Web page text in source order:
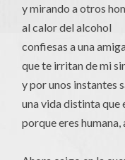
y mirando a otros
al calor del alcohol
confiesas a una
que te irritan de mi
y por unos instantes
una vida distinta que
porque eres humana,